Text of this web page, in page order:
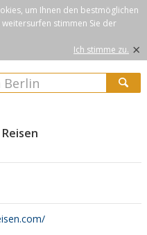
um Ihnen den bestmöglichen
weitersurfen stimmen Sie der
Ich stimme zu. ×